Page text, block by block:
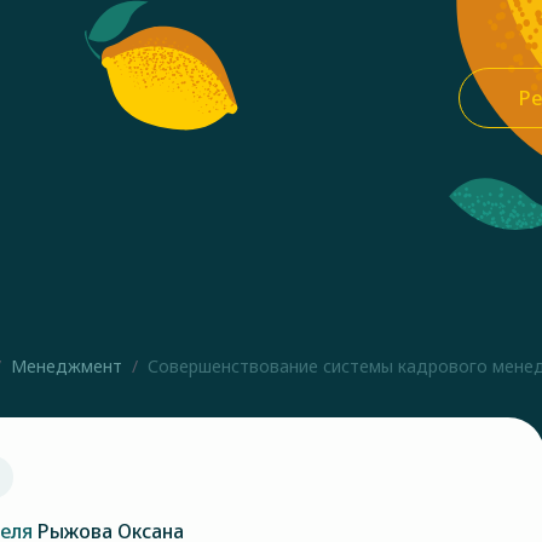
Менеджмент Совершенствование системы кадрового
Рыжова Оксана